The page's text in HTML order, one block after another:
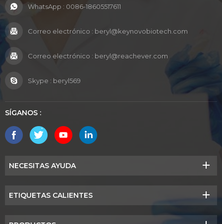
WhatsApp : 0086-18605517611
Correo electrónico : beryl@keynovobiotech.com
Correo electrónico : beryl@reachever.com
Skype : beryl569
SÍGANOS :
NECESITAS AYUDA
ETIQUETAS CALIENTES